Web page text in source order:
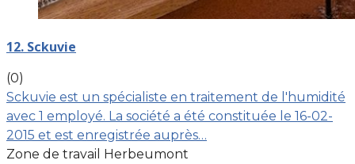
12. Sckuvie
(0)
Sckuvie est un spécialiste en traitement de l'humidité
avec 1 employé. La société a été constituée le 16-02-
2015 et est enregistrée auprès…
Zone de travail Herbeumont